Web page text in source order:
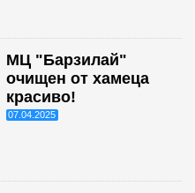
МЦ "Барзилай"
очищен от хамеца
красиво!
07.04.2025